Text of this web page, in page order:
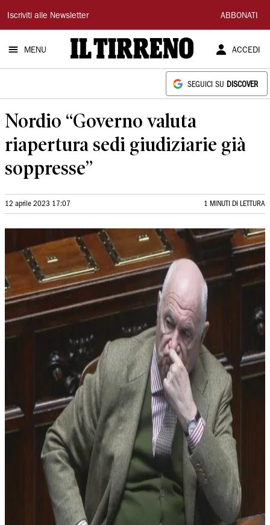
Il
Tirreno
Iscriviti alle Newsletter ABBONATI
MENU ACCEDI
SEGUICI SU DISCOVER
Nordio “Governo valuta
riapertura sedi giudiziarie già
soppresse”
12 aprile 2023 17:07 1 MINUTI DI LETTURA